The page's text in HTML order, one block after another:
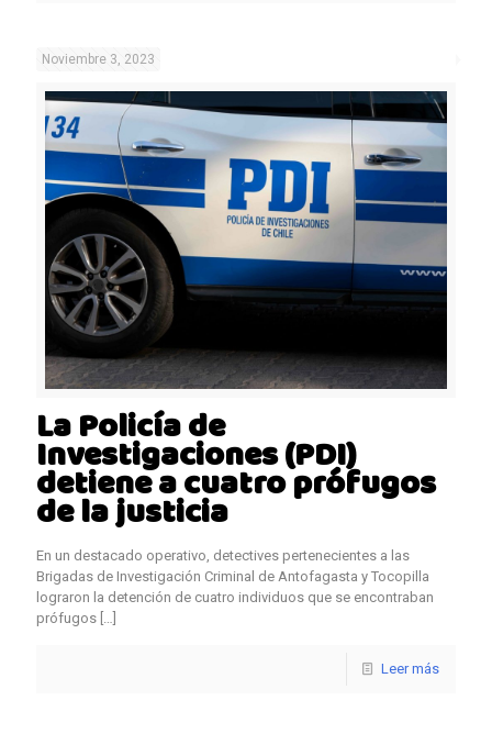
Noviembre 3, 2023
La Policía de
Investigaciones (PDI)
detiene a cuatro prófugos
de la justicia
En un destacado operativo, detectives pertenecientes a las
Brigadas de Investigación Criminal de Antofagasta y Tocopilla
lograron la detención de cuatro individuos que se encontraban
prófugos
Leer más